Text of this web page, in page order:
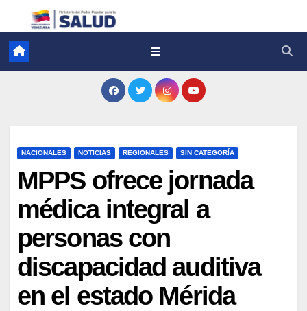
NACIONALES NOTICIAS REGIONALES SIN CATEGORÍA
MPPS ofrece jornada
médica integral a
personas con
discapacidad auditiva
en el estado Mérida